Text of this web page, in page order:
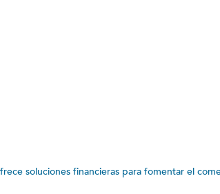
soluciones financieras para fomentar el